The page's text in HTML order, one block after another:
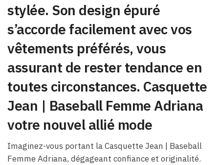
stylée. Son design épuré
s’accorde facilement avec vos
vêtements préférés, vous
assurant de rester tendance en
toutes circonstances. Casquette
Jean | Baseball Femme Adriana
votre nouvel allié mode
Imaginez-vous portant la Casquette Jean | Baseball
Femme Adriana, dégageant confiance et originalité.